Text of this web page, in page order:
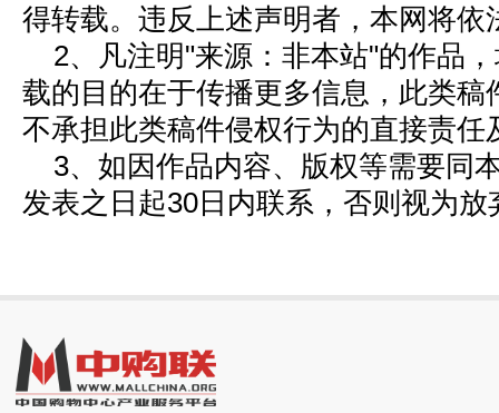
得转载。违反上述声明者，本网将依
2、凡注明"来源：非本站"的作品
载的目的在于传播更多信息，此类
不承担此类稿件侵权行为的直接责任
3、如因作品内容、版权等需要同
发表之日起30日内联系，否则视为放